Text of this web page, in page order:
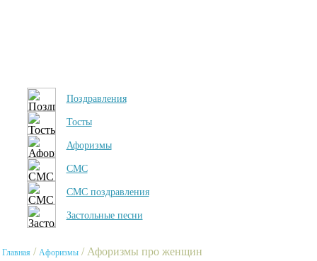
Поздравления
Тосты
Афоризмы
СМС
СМС поздравления
Застольные песни
Главная / Афоризмы / Афоризмы про женщин